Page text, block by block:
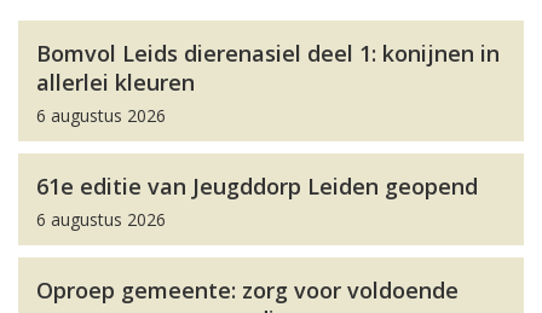
Bomvol Leids dierenasiel deel 1: konijnen in
allerlei kleuren
6 augustus 2026
61e editie van Jeugddorp Leiden geopend
6 augustus 2026
Oproep gemeente: zorg voor voldoende